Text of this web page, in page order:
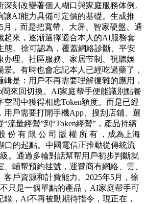
刻改變著個人糊口與家庭服務体例。
讓AI能力具備可定價的基礎。生成推
月，而是把寬帶、大屏、智家硬盤、通
起來，逐渐選擇適合本人的AI服務套
態。徐可認為，覆蓋網絡診斷、平安
办理、社區服務、家居节制、視聽娛
。有時也會忘記本人已經吃過藥了，
是：用戶不再需要理解復雜的應用，
來回切換。AI家庭帮手便能識別點餐
間中獲得相應Token額度。而是已經
用戶需要打開手機App、搜刮店鋪、選
流量經營”到“Token經營”，產品持續
份 有 限 公 司 版 權 所 有 ，成為上海
口的起點。中國電信正推動從傳統流
。通過多輪對話幫帮用戶初步判斷就
輔帮預約挂號，運營商有網絡、雲、
戶資源和計費能力。2025年5月，徐
只是一個單點的產品，AI家庭帮手可
，AI不再被動期待指令，現正在，